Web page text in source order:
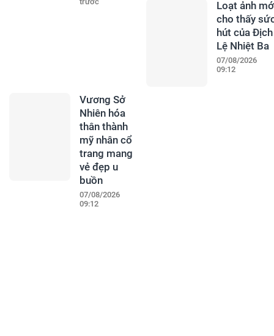
Loạt ảnh
cho thấy
hút của Địch
Lệ Nhiệt Ba
07/08/2026
09:12
Vương Sở
Nhiên hóa
thân thành
mỹ nhân cổ
trang mang
vẻ đẹp u
buồn
07/08/2026
09:12